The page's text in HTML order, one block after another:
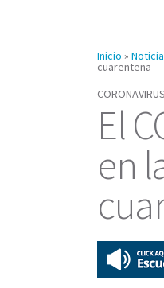
Inicio »
cuarentena
CORONAVIRUS
El
en